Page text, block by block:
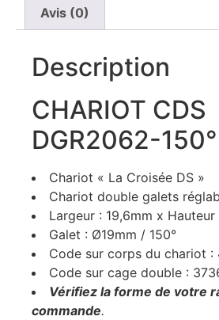
Avis (0)
Description
CHARIOT CDS
DGR2062-150°
Chariot « La Croisée DS »
Chariot double galets
Largeur : 19,6mm x
Galet : Ø19mm / 150°
Code sur corps du chariot :
Code sur cage double :
Vérifiez la forme de votre
commande.